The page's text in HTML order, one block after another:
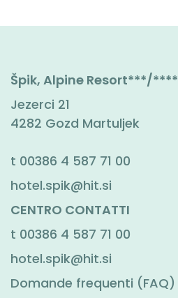
Špik, Alpine Resort***/****
Jezerci 21
4282 Gozd Martuljek
t 00386 4 587 71 00
hotel.spik@hit.si
CENTRO CONTATTI
t 00386 4 587 71 00
hotel.spik@hit.si
Domande frequenti (FAQ)